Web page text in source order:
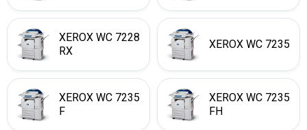
XEROX WC 7228
RX
XEROX WC 7235
XEROX WC 7235
F
XEROX WC 7235
FH